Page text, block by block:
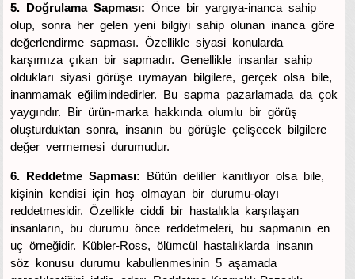
5. Doğrulama Sapması: Önce bir yargıya-inanca sahip
olup, sonra her gelen yeni bilgiyi sahip olunan inanca göre
değerlendirme sapması. Özellikle siyasi konularda
karşımıza çıkan bir sapmadır. Genellikle insanlar sahip
oldukları siyasi görüşe uymayan bilgilere, gerçek olsa bile,
inanmamak eğilimindedirler. Bu sapma pazarlamada da çok
yaygındır. Bir ürün-marka hakkında olumlu bir görüş
oluşturduktan sonra, insanın bu görüşle çelişecek bilgilere
değer vermemesi durumudur.
6. Reddetme Sapması: Bütün deliller kanıtlıyor olsa bile,
kişinin kendisi için hoş olmayan bir durumu-olayı
reddetmesidir. Özellikle ciddi bir hastalıkla karşılaşan
insanların, bu durumu önce reddetmeleri, bu sapmanın en
uç örneğidir. Kübler-Ross, ölümcül hastalıklarda insanın
söz konusu durumu kabullenmesinin 5 aşamada